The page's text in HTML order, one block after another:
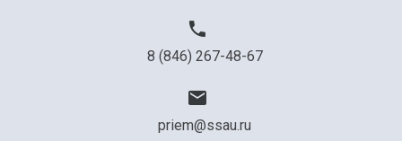
8 (846) 267-48-67
priem@ssau.ru